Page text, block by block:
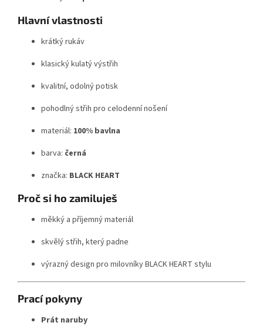
Hlavní vlastnosti
krátký rukáv
klasický kulatý výstřih
kvalitní, odolný potisk
pohodlný střih pro celodenní nošení
materiál: 100% bavlna
barva: černá
značka: BLACK HEART
Proč si ho zamiluješ
měkký a příjemný materiál
skvělý střih, který padne
výrazný design pro milovníky BLACK HEART stylu
Prací pokyny
Prát naruby